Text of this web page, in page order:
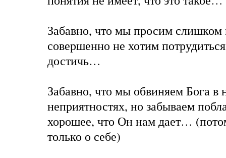
Забавно, что мы просим слишком
совершенно не хотим
достичь…
Забавно, что мы обвиняем Бога в
неприятностях, но забываем
хорошее, что Он нам дает…
только о себе)